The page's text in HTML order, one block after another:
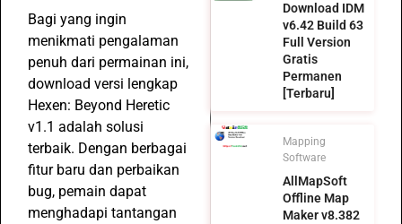
Bagi yang ingin
menikmati pengalaman
penuh dari permainan ini,
download versi lengkap
Hexen: Beyond Heretic
v1.1 adalah solusi
terbaik. Dengan berbagai
fitur baru dan perbaikan
bug, pemain dapat
menghadapi tantangan
Download IDM
v6.42 Build 63
Full Version
Gratis
Permanen
[Terbaru]
Mapping
Software
AllMapSoft
Offline Map
Maker v8.382